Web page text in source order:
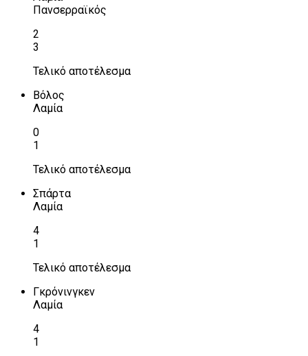
Πανσερραϊκός
2
3
Τελικό αποτέλεσμα
Βόλος
Λαμία
0
1
Τελικό αποτέλεσμα
Σπάρτα
Λαμία
4
1
Τελικό αποτέλεσμα
Γκρόνινγκεν
Λαμία
4
1